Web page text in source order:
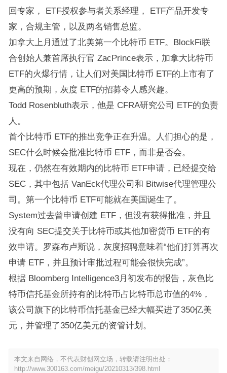
回专家， ETF授权参与者关系经理， ETF产品开发专
家，合规主管，以及两名销售总监。
加拿大上月通过了北美第一个比特币 ETF。BlockFi联
合创始人兼首席执行官 ZacPrince表示，加拿大比特币
ETF的火爆行情，让人们对美国比特币 ETF的上市有了
更高的预期，灰度 ETF的招募令人感兴趣。
Todd Rosenbluth表示，他是 CFRA研究公司 ETF的负责
人。
首个比特币 ETF的推出竞争正在升温。人们担心的是，
SEC什么时候会批准比特币 ETF，而非是否会。
现在，仍然在有效期内的比特币 ETF申请，已经提交给
SEC，其中包括 VanEck代理公司和 Bitwise代理管理公
司。第一个比特币 ETF可能就在美国诞生了。
System过去曾申请创建 ETF，但没有获得批准，并且
没有向 SEC提交关于比特币或其他加密货币 ETF的有
效申请。罗森布卢斯说，灰度招聘意味着“他们打算再次
申请 ETF，并且预计审批过程可能会很快完成”。
根据 Bloomberg Intelligence3月初发布的报告，灰色比
特币信托基金所持有的比特币占比特币总市值的4%，
该公司旗下的比特币信托基金已经大幅买进了350亿美
元，并管理了350亿美元的资管计划。
本文来自网络，不代表财创网立场，转载请注明出处：
http://www.300163.com/meigu/20210313/398.html